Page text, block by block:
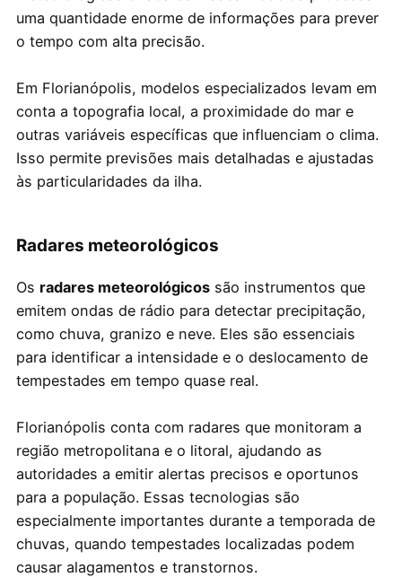
uma quantidade enorme de informações para prever
o tempo com alta precisão.
Em Florianópolis, modelos especializados levam em
conta a topografia local, a proximidade do mar e
outras variáveis específicas que influenciam o clima.
Isso permite previsões mais detalhadas e ajustadas
às particularidades da ilha.
Radares meteorológicos
Os radares meteorológicossão instrumentos que
emitem ondas de rádio para detectar precipitação,
como chuva, granizo e neve. Eles são essenciais
para identificar a intensidade e o deslocamento de
tempestades em tempo quase real.
Florianópolis conta com radares que monitoram a
região metropolitana e o litoral, ajudando as
autoridades a emitir alertas precisos e oportunos
para a população. Essas tecnologias são
especialmente importantes durante a temporada de
chuvas, quando tempestades localizadas podem
causar alagamentos e transtornos.